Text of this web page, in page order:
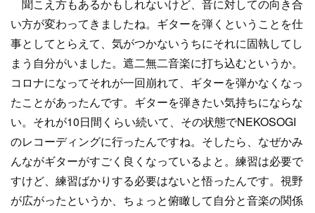
聞こえ方もあるかもしれないけど、音に対しての向き合
い方が変わってきましたね。ギターを弾くということを仕
事としてとらえて、気がつかないうちにそれに固執してし
まう自分がいました。遮二無二音楽に打ち込むというか。
コロナになってそれが一回崩れて、ギターを弾かなくなっ
たことがあったんです。ギターを弾きたい気持ちにならな
い。それが10日間くらい続いて、その状態でNEKOSOGI
のレコーディングに行ったんですね。そしたら、なぜかみ
んながギターがすごく良くなっているよと。練習は必要で
すけど、練習ばかりする必要はないと悟ったんです。視野
が広がったというか、ちょっと俯瞰して自分と音楽の関係